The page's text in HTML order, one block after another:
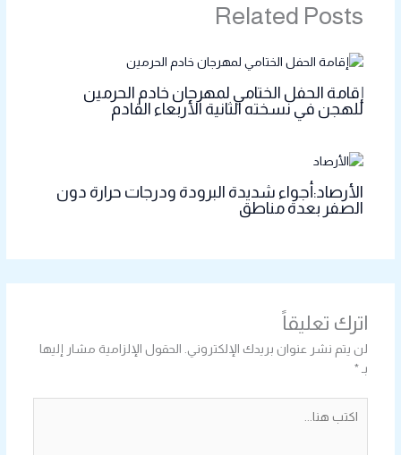
Related Posts
إقامة الحفل الختامي لمهرجان خادم الحرمين
للهجن في نسخته الثانية الأربعاء القادم
الأرصاد:أجواء شديدة البرودة ودرجات حرارة دون
الصفر بعدة مناطق
اترك تعليقاً
لن يتم نشر عنوان بريدك الإلكتروني. الحقول الإلزامية مشار إليها
بـ *